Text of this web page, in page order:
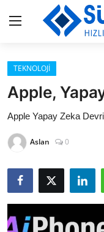
Giriş
İLETİŞİM
HAKKIMIZDA
MODA
İŞ BİRLİĞİ
TEKNOLOJİ
Apple,
Apple Yapay Zeka
Aslan 0